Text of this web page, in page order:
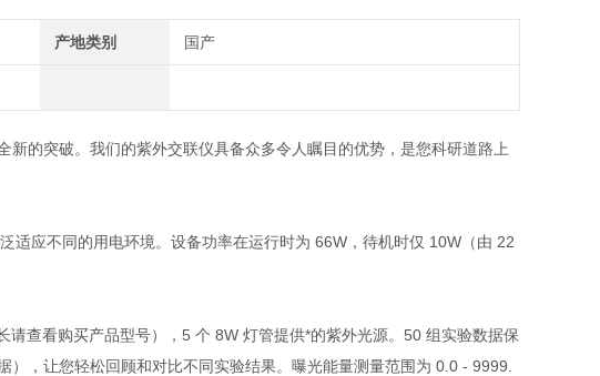
产地类别 国产
的突破。我们的紫外交联仪具备众多令人瞩目的优势，是您科研道路上
适应不同的用电环境。设备功率在运行时为 66W，待机时仅 10W（由 22
查看购买产品型号），5 个 8W 灯管提供*的紫外光源。50 组实验数据保
，让您轻松回顾和对比不同实验结果。曝光能量测量范围为 0.0 - 9999.